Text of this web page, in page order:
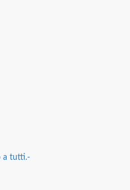
a tutti.-